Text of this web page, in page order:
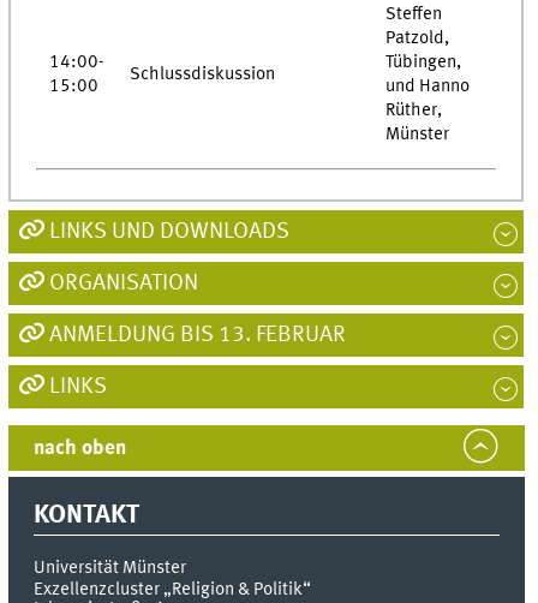
14:00-
15:00
Schlussdiskussion
Steffen
Patzold,
Tübingen,
und Hanno
Rüther,
Münster
LINKS UND DOWNLOADS
ORGANISATION
ANMELDUNG BIS 13. FEBRUAR
LINKS
nach oben
KONTAKT
Universität Münster
Exzellenzcluster „Religion & Politik“